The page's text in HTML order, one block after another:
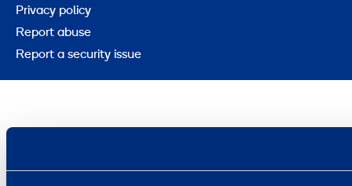
Privacy policy
Report abuse
Report a security issue